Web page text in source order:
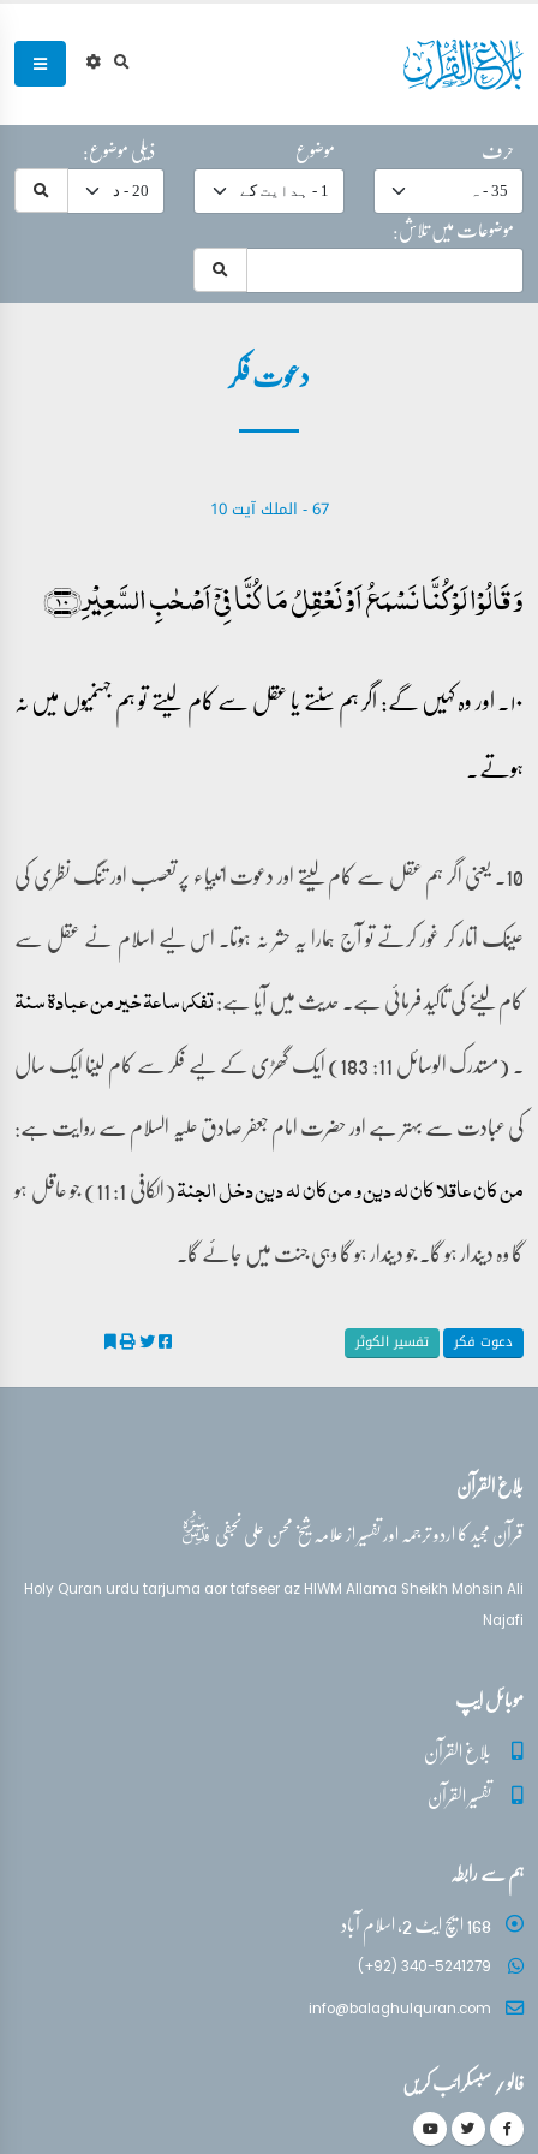
حرف موضوع
ذیلی موضوع:
موضوعات میں تلاش:
دعوت فکر
67 - ‎الملك آیت 10
وَ قَالُوۡا لَوۡ کُنَّا نَسۡمَعُ اَوۡ نَعۡقِلُ مَا کُنَّا فِیۡۤ اَصۡحٰبِ السَّعِیۡرِ﴿۱۰﴾
۱۰۔ اور وہ کہیں گے: اگر ہم سنتے یا عقل سے کام لیتے تو ہم جہنمیوں میں نہ
ہوتے۔
10۔ یعنی اگر ہم عقل سے کام لیتے اور دعوت انبیاء پر تعصب اور تنگ نظری کی
عینک اتار کر غور کرتے تو آج ہمارا یہ حشر نہ ہوتا۔ اس لیے اسلام نے عقل سے
کام لینے کی تاکید فرمائی ہے۔ حدیث میں آیا ہے:تفکر ساعۃ خیر من عبادۃ سنۃ
۔ (مستدرک الوسائل 11: 183) ایک گھڑی کے لیے فکر سے کام لینا ایک سال
کی عبادت سے بہتر ہے اور حضرت امام جعفر صادق علیہ السلام سے روایت ہے:
من کان عاقلا کان لہ دین و من کان لہ دین دخل الجنۃ
(الکافی 1: 11) جو عاقل ہو
گا وہ دیندار ہو گا۔ جو دیندار ہو گا وہی جنت میں جائے گا۔
دعوت فکر تفسیر الکوثر
بلاغ القرآن
قرآن مجید کا اردو ترجمہ اور تفسیر از علامہ شیخ محسن علی نجفیقدس‌سره
Holy Quran urdu tarjuma aor tafseer az HIWM Allama Sheikh Mohsin Ali
Najafi
موبائل ایپ
بلاغ القرآن
تفسیر القرآن
ہم سے رابطہ
168 ایچ ایٹ 2، اسلام آباد
(+92) 340-5241279
info@balaghulquran.com
فالو / سبسکرائب کریں